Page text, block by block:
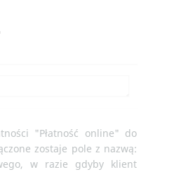
"Płatność online" do
zostaje pole z nazwą:
w razie gdyby klient